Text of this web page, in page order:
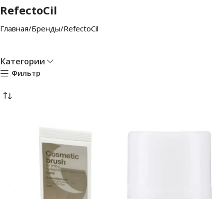
RefectoCil
Главная Бренды RefectoCil
Категории
Фильтр